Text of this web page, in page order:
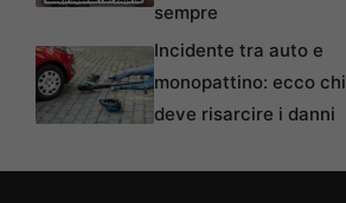
sempre
Incidente tra auto e
monopattino: ecco chi
deve risarcire i danni